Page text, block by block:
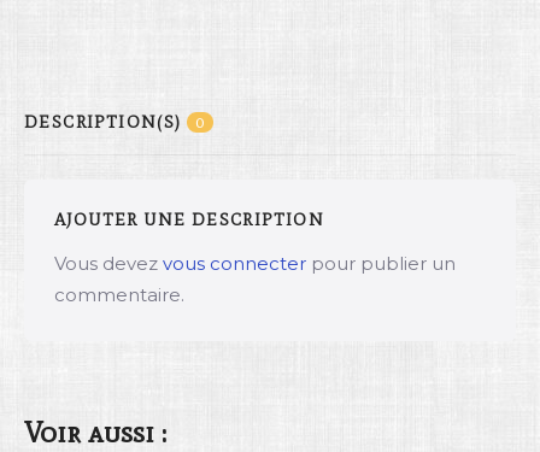
DESCRIPTION(S) 0
AJOUTER UNE DESCRIPTION
Vous devez vous connecter pour publier un
commentaire.
Voir aussi :